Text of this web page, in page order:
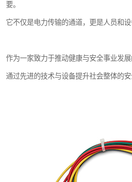
要。
它不仅是电力传输的通道，更是人员和设
作为一家致力于推动健康与安全事业发
通过先进的技术与设备提升社会整体的安